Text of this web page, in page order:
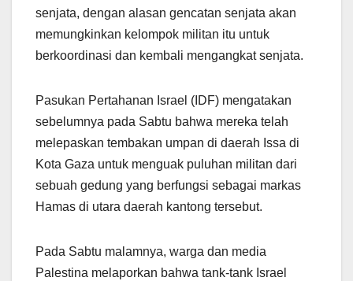
senjata, dengan alasan gencatan senjata akan
memungkinkan kelompok militan itu untuk
berkoordinasi dan kembali mengangkat senjata.
Pasukan Pertahanan Israel (IDF) mengatakan
sebelumnya pada Sabtu bahwa mereka telah
melepaskan tembakan umpan di daerah Issa di
Kota Gaza untuk menguak puluhan militan dari
sebuah gedung yang berfungsi sebagai markas
Hamas di utara daerah kantong tersebut.
Pada Sabtu malamnya, warga dan media
Palestina melaporkan bahwa tank-tank Israel